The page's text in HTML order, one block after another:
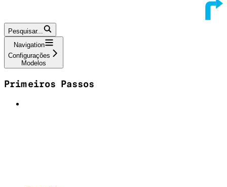
Pesquisar...
Navigation
Configurações
Modelos
Primeiros Passos